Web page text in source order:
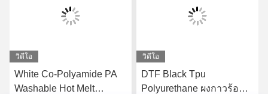
วิดีโอ
White Co-Polyamide PA
Washable Hot Melt
วิดีโอ
DTF Black Tpu
Polyurethane ผงกาวร้อน